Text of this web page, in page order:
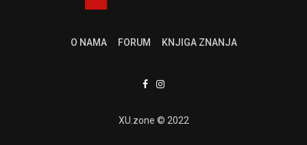
O NAMA FORUM KNJIGA ZNANJA
XU.zone © 2022